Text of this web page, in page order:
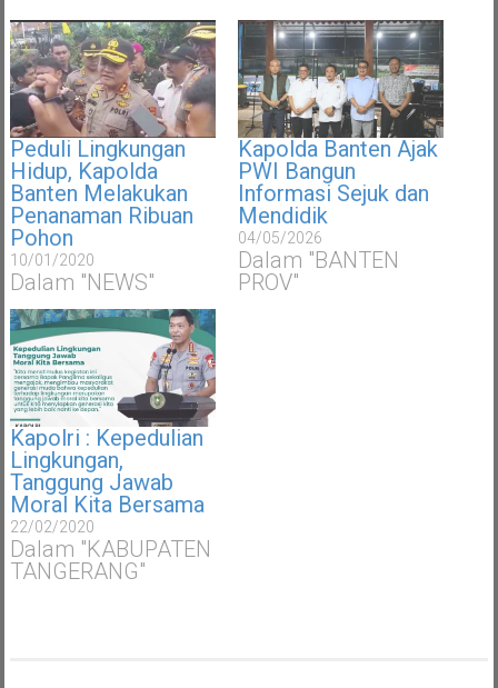
Peduli Lingkungan
Hidup, Kapolda
Banten Melakukan
Penanaman Ribuan
Pohon
10/01/2020
Dalam "NEWS"
Kapolda Banten Ajak
PWI Bangun
Informasi Sejuk dan
Mendidik
04/05/2026
Dalam "BANTEN
PROV"
Kapolri : Kepedulian
Lingkungan,
Tanggung Jawab
Moral Kita Bersama
22/02/2020
Dalam "KABUPATEN
TANGERANG"